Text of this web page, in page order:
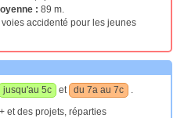
: 89 m.
accidenté pour les jeunes
jusqu'au 5c et du 7a au 7c .
et des projets, réparties